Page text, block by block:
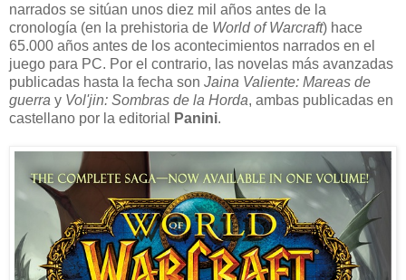
narrados se sitúan unos diez mil años antes de la
cronología (en la prehistoria de World of Warcraft) hace
65.000 años antes de los acontecimientos narrados en el
juego para PC. Por el contrario, las novelas más avanzadas
publicadas hasta la fecha son Jaina Valiente: Mareas de
guerra y Vol'jin: Sombras de la Horda, ambas publicadas en
castellano por la editorial
Panini.